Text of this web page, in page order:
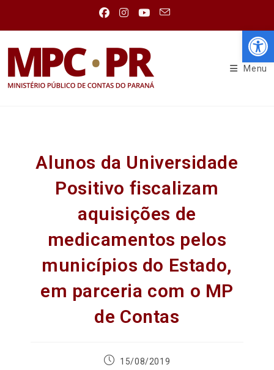
Menu
Alunos da Universidade
Positivo fiscalizam
aquisições de
medicamentos pelos
municípios do Estado,
em parceria com o MP
de Contas
15/08/2019